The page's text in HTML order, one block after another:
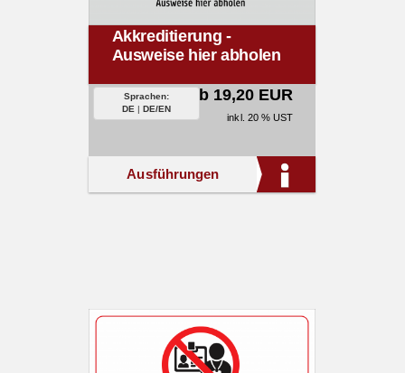
Akkreditierung -
Ausweise hier abholen
Sprachen:
DE | DE/EN
ab 19,20 EUR
inkl. 20 % UST
Ausführungen